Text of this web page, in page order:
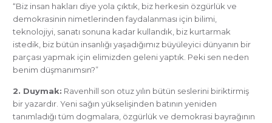
“Biz insan hakları diye yola çıktık, biz herkesin özgürlük ve
demokrasinin nimetlerinden faydalanması için bilimi,
teknolojiyi, sanatı sonuna kadar kullandık, biz kurtarmak
istedik, biz bütün insanlığı yaşadığımız büyüleyici dünyanın bir
parçası yapmak için elimizden geleni yaptık. Peki sen neden
benim düşmanımsın?”
2. Duymak: Ravenhill son otuz yılın bütün seslerini biriktirmiş
bir yazardır. Yeni sağın yükselişinden batının yeniden
tanımladığı tüm dogmalara, özgürlük ve demokrasi bayrağının